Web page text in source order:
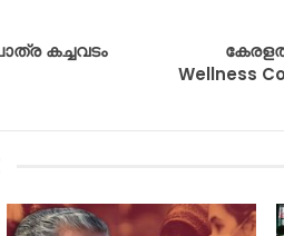
കച്ചവടം
Wellness